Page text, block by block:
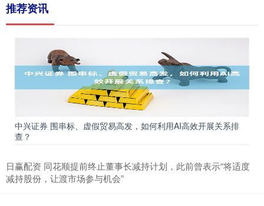
推荐资讯
中兴证券 围串标、虚假贸易高发，如何利用AI高效开展关系排
查？
日赢配资 同花顺提前终止董事长减持计划，此前曾表示“将适度
减持股份，让渡市场参与机会”